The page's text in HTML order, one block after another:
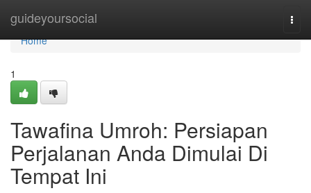
guideyoursocial
Home
Home
1
Tawafina Umroh: Persiapan
Perjalanan Anda Dimulai Di
Tempat Ini